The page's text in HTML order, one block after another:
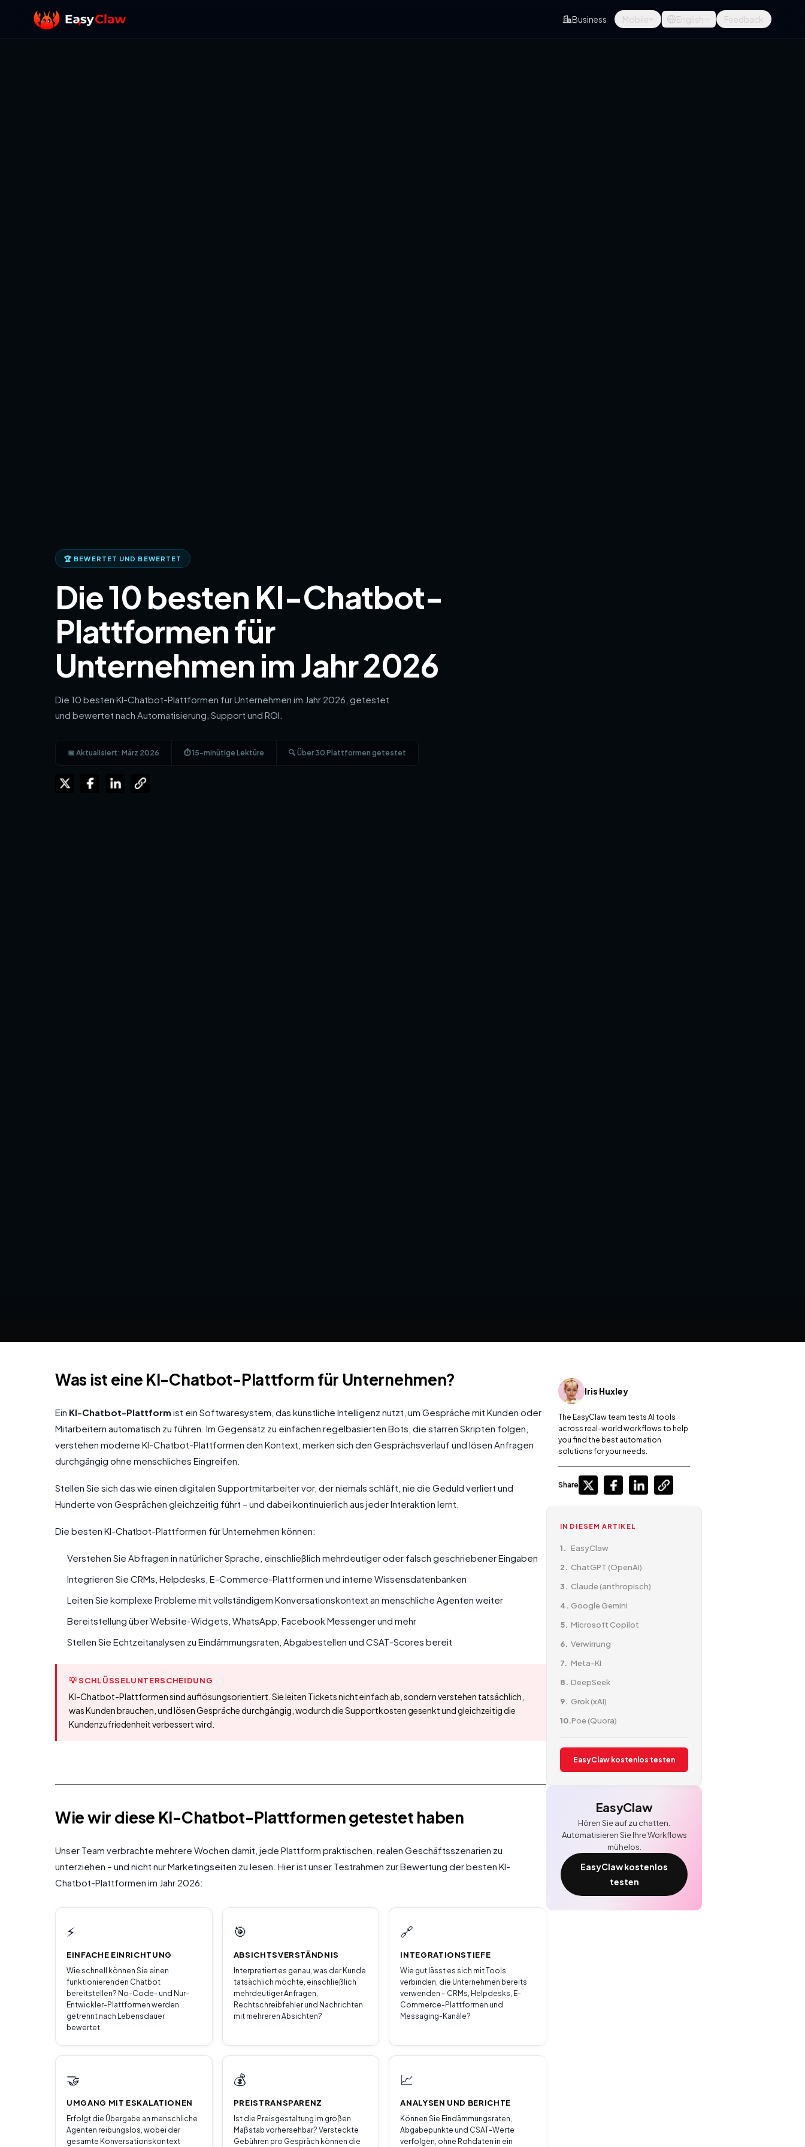
Business Mobile English Feedback
🏆 BEWERTET UND BEWERTET
Die 10 besten KI-Chatbot-
Plattformen für
Unternehmen im Jahr 2026
Die 10 besten KI-Chatbot-Plattformen für Unternehmen im Jahr 2026, getestet
und bewertet nach Automatisierung, Support und ROI.
📅 Aktualisiert: März 2026 ⏱ 15-minütige Lektüre 🔍 Über 30 Plattformen getestet
Was ist eine KI-Chatbot-Plattform für Unternehmen?
Ein KI-Chatbot-Plattform ist ein Softwaresystem, das künstliche Intelligenz nutzt, um Gespräche mit Kunden oder
Mitarbeitern automatisch zu führen. Im Gegensatz zu einfachen regelbasierten Bots, die starren Skripten folgen,
verstehen moderne KI-Chatbot-Plattformen den Kontext, merken sich den Gesprächsverlauf und lösen Anfragen
durchgängig ohne menschliches Eingreifen.
Stellen Sie sich das wie einen digitalen Supportmitarbeiter vor, der niemals schläft, nie die Geduld verliert und
Hunderte von Gesprächen gleichzeitig führt – und dabei kontinuierlich aus jeder Interaktion lernt.
Die besten KI-Chatbot-Plattformen für Unternehmen können:
Verstehen Sie Abfragen in natürlicher Sprache, einschließlich mehrdeutiger oder falsch geschriebener Eingaben
Integrieren Sie CRMs, Helpdesks, E-Commerce-Plattformen und interne Wissensdatenbanken
Leiten Sie komplexe Probleme mit vollständigem Konversationskontext an menschliche Agenten weiter
Bereitstellung über Website-Widgets, WhatsApp, Facebook Messenger und mehr
Stellen Sie Echtzeitanalysen zu Eindämmungsraten, Abgabestellen und CSAT-Scores bereit
💡 SCHLÜSSELUNTERSCHEIDUNG
KI-Chatbot-Plattformen sind auflösungsorientiert. Sie leiten Tickets nicht einfach ab, sondern verstehen tatsächlich,
was Kunden brauchen, und lösen Gespräche durchgängig, wodurch die Supportkosten gesenkt und gleichzeitig die
Kundenzufriedenheit verbessert wird.
Wie wir diese KI-Chatbot-Plattformen getestet haben
Unser Team verbrachte mehrere Wochen damit, jede Plattform praktischen, realen Geschäftsszenarien zu
unterziehen – und nicht nur Marketingseiten zu lesen. Hier ist unser Testrahmen zur Bewertung der besten KI-
Chatbot-Plattformen im Jahr 2026:
⚡
EINFACHE EINRICHTUNG
Wie schnell können Sie einen
funktionierenden Chatbot
bereitstellen? No-Code- und Nur-
Entwickler-Plattformen werden
getrennt nach Lebensdauer
bewertet.
🎯
ABSICHTSVERSTÄNDNIS
Interpretiert es genau, was der Kunde
tatsächlich möchte, einschließlich
mehrdeutiger Anfragen,
Rechtschreibfehler und Nachrichten
mit mehreren Absichten?
🔗
INTEGRATIONSTIEFE
Wie gut lässt es sich mit Tools
verbinden, die Unternehmen bereits
verwenden – CRMs, Helpdesks, E-
Commerce-Plattformen und
Messaging-Kanäle?
🤝
UMGANG MIT ESKALATIONEN
Erfolgt die Übergabe an menschliche
Agenten reibungslos, wobei der
gesamte Konversationskontext
💰
PREISTRANSPARENZ
Ist die Preisgestaltung im großen
Maßstab vorhersehbar? Versteckte
Gebühren pro Gespräch können die
📈
ANALYSEN UND BERICHTE
Können Sie Eindämmungsraten,
Abgabepunkte und CSAT-Werte
verfolgen, ohne Rohdaten in ein
Iris Huxley
The EasyClaw team tests AI tools
across real-world workflows to help
you find the best automation
solutions for your needs.
Share
IN DIESEM ARTIKEL
EasyClaw
ChatGPT (OpenAI)
Claude (anthropisch)
Google Gemini
Microsoft Copilot
Verwirrung
Meta-KI
DeepSeek
Grok (xAI)
Poe (Quora)
EasyClaw kostenlos testen
EasyClaw
Hören Sie auf zu chatten.
Automatisieren Sie Ihre Workflows
mühelos.
EasyClaw kostenlos
testen